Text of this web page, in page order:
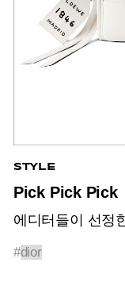
STYLE
Pick Pick Pick
에디터들이 선정
#dior